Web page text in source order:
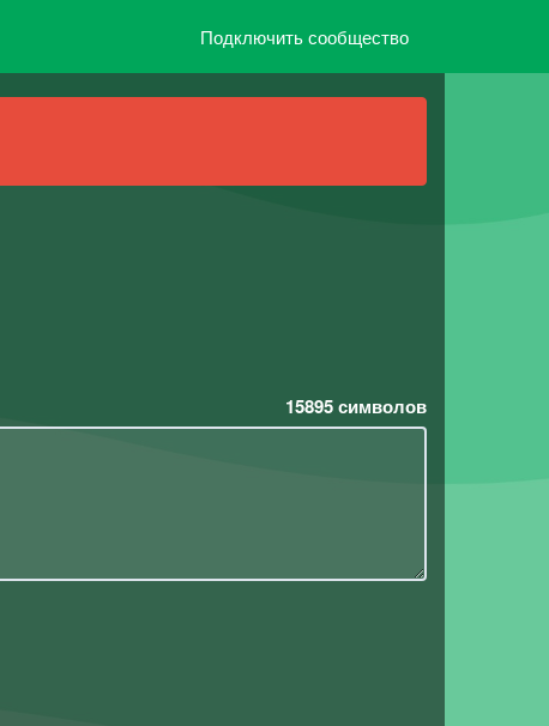
Подключить сообщество
15895символов